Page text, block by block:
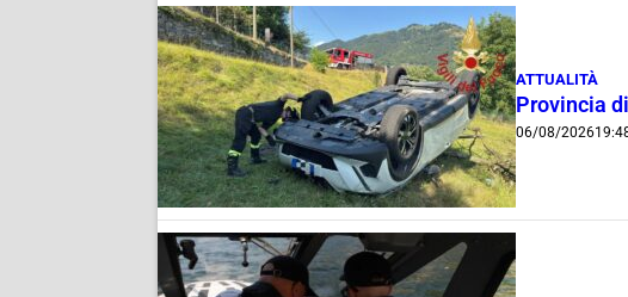
ATTUALITÀ
Provincia
06/08/2026